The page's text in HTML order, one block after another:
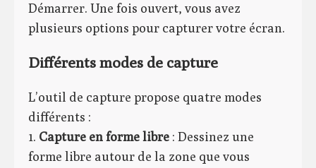
Démarrer. Une fois ouvert, vous avez
plusieurs options pour capturer votre écran.
Différents modes de capture
L’outil de capture propose quatre modes
différents :
1. Capture en forme libre : Dessinez une
forme libre autour de la zone que vous